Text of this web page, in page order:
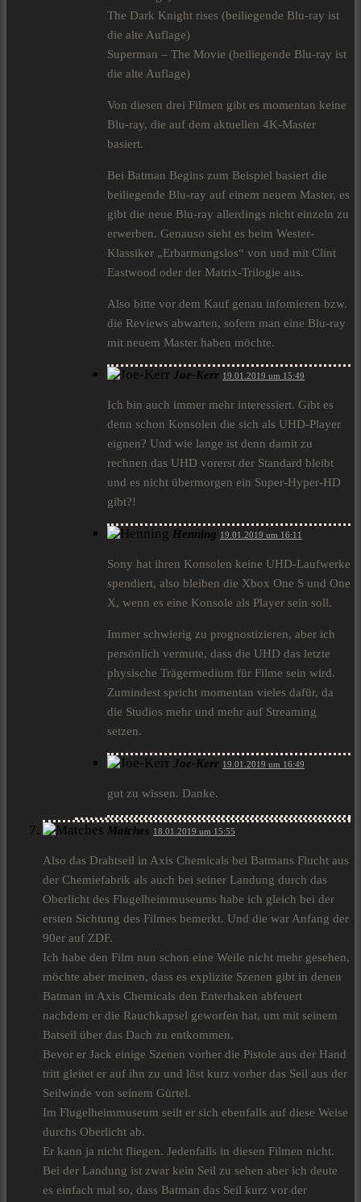
The Dark Knight rises (beiliegende Blu-ray ist
die alte Auflage)
Superman – The Movie (beiliegende Blu-ray ist
die alte Auflage)
Von diesen drei Filmen gibt es momentan keine
Blu-ray, die auf dem aktuellen 4K-Master
basiert.
Bei Batman Begins zum Beispiel basiert die
beiliegende Blu-ray auf einem neuem Master, es
gibt die neue Blu-ray allerdings nicht einzeln zu
erwerben. Genauso sieht es beim Wester-
Klassiker „Erbarmungslos“ von und mit Clint
Eastwood oder der Matrix-Trilogie aus.
Also bitte vor dem Kauf genau infomieren bzw.
die Reviews abwarten, sofern man eine Blu-ray
mit neuem Master haben möchte.
Joe-Kerr 19.01.2019 um 15:49
Ich bin auch immer mehr interessiert. Gibt es
denn schon Konsolen die sich als UHD-Player
eignen? Und wie lange ist denn damit zu
rechnen das UHD vorerst der Standard bleibt
und es nicht übermorgen ein Super-Hyper-HD
gibt?!
Henning 19.01.2019 um 16:11
Sony hat ihren Konsolen keine UHD-Laufwerke
spendiert, also bleiben die Xbox One S und One
X, wenn es eine Konsole als Player sein soll.
Immer schwierig zu prognostizieren, aber ich
persönlich vermute, dass die UHD das letzte
physische Trägermedium für Filme sein wird.
Zumindest spricht momentan vieles dafür, da
die Studios mehr und mehr auf Streaming
setzen.
Joe-Kerr 19.01.2019 um 16:49
gut zu wissen. Danke.
Matches 18.01.2019 um 15:55
Also das Drahtseil in Axis Chemicals bei Batmans Flucht aus
der Chemiefabrik als auch bei seiner Landung durch das
Oberlicht des Flugelheimmuseums habe ich gleich bei der
ersten Sichtung des Filmes bemerkt. Und die war Anfang der
90er auf ZDF.
Ich habe den Film nun schon eine Weile nicht mehr gesehen,
möchte aber meinen, dass es explizite Szenen gibt in denen
Batman in Axis Chemicals den Enterhaken abfeuert
nachdem er die Rauchkapsel geworfen hat, um mit seinem
Batseil über das Dach zu entkommen.
Bevor er Jack einige Szenen vorher die Pistole aus der Hand
tritt gleitet er auf ihn zu und löst kurz vorher das Seil aus der
Seilwinde von seinem Gürtel.
Im Flugelheimmuseum seilt er sich ebenfalls auf diese Weise
durchs Oberlicht ab.
Er kann ja nicht fliegen. Jedenfalls in diesen Filmen nicht.
Bei der Landung ist zwar kein Seil zu sehen aber ich deute
es einfach mal so, dass Batman das Seil kurz vor der